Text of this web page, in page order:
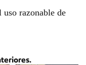
uso razonable de